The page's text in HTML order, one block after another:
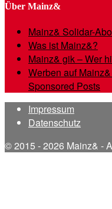
Über Mainz&
Mainz& Solidar-
Was ist Mainz&?
Mainz& gik – Wer
Werben auf
Sponsored Posts
Impressum
Datenschutz
© 2015 - 2026 Mainz& -